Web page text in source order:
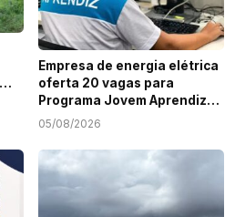
Empresa de energia elétrica
oferta 20 vagas para
Programa Jovem Aprendiz
em Sergipe
05/08/2026